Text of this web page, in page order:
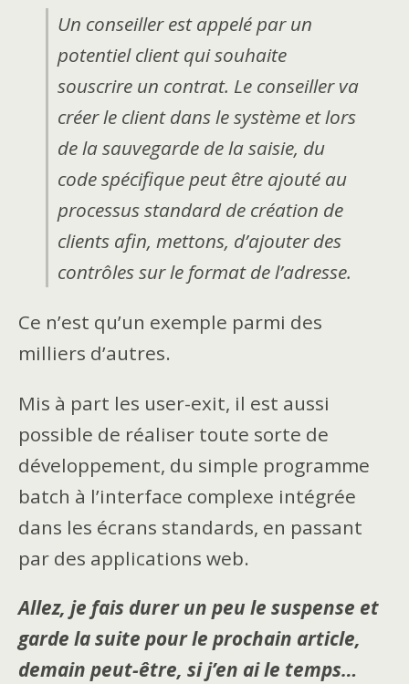
Un conseiller est appelé par un
potentiel client qui souhaite
souscrire un contrat. Le conseiller va
créer le client dans le système et lors
de la sauvegarde de la saisie, du
code spécifique peut être ajouté au
processus standard de création de
clients afin, mettons, d’ajouter des
contrôles sur le format de l’adresse.
Ce n’est qu’un exemple parmi des
milliers d’autres.
Mis à part les user-exit, il est aussi
possible de réaliser toute sorte de
développement, du simple programme
batch à l’interface complexe intégrée
dans les écrans standards, en passant
par des applications web.
Allez, je fais durer un peu le suspense et
garde la suite pour le prochain article,
demain peut-être, si j’en ai le temps…